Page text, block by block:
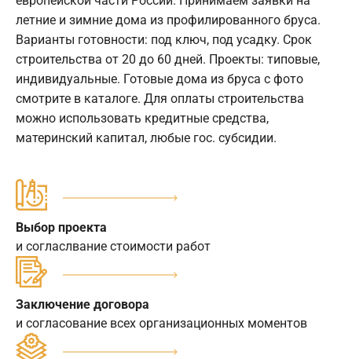
летние и зимние дома из профилированного бруса.
Варианты готовности: под ключ, под усадку. Срок
строительства от 20 до 60 дней. Проекты: типовые,
индивидуальные. Готовые дома из бруса с фото
смотрите в каталоге. Для оплаты строительства
можно использовать кредитные средства,
материнский капитал, любые гос. субсидии.
Выбор проекта
и согласлвание стоимости работ
Заключение договора
и согласование всех организационных моментов